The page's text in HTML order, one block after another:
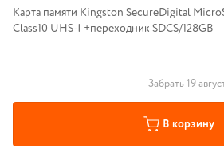
Карта памяти Kingston SecureDigital
Class10 UHS-I +переходник SDCS/128GB
Забрать 19
В корзину